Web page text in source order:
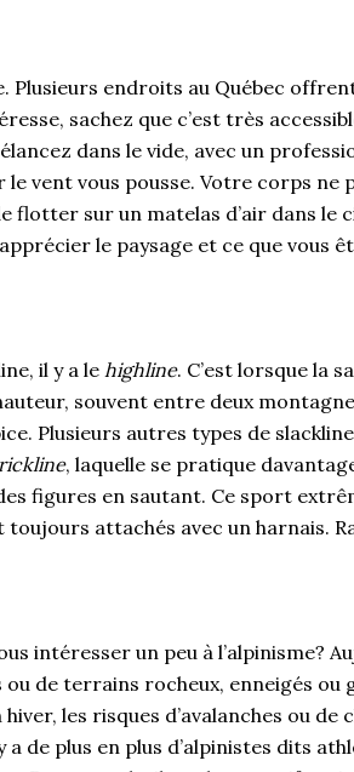
Plusieurs endroits au Québec
sachez que c’est très
dans le vide, avec un
le vent vous pousse. Votre corps ne
flotter sur un matelas d’air dans le
le paysage et ce que vous
il y a le highline. C’est lorsque la
souvent entre deux
Plusieurs autres types de
, laquelle se pratique
figures en sautant. Ce sport
attachés avec un harnais.
intéresser un peu à l’alpinisme?
ou de terrains rocheux, enneigés ou
les risques d’avalanches ou de
de plus en plus d’alpinistes dits